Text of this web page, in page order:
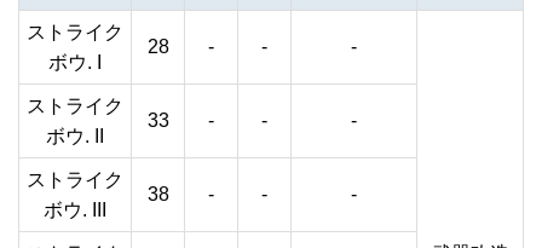
ストライク
ボウ. I
28 - - -
ストライク
ボウ. II
33 - - -
ストライク
ボウ. III
38 - - -